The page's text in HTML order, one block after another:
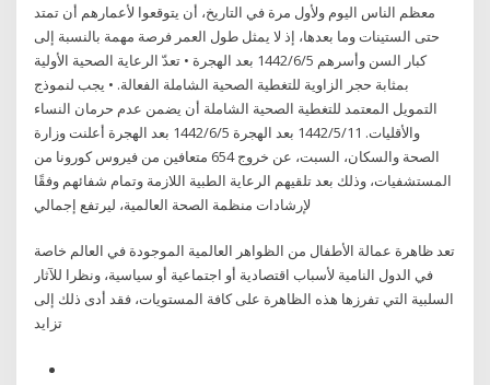
معظم الناس اليوم ولأول مرة في التاريخ، أن يتوقعوا لأعمارهم أن تمتد
حتى الستينات وما بعدها، إذ لا يمثل طول العمر فرصة مهمة بالنسبة إلى
كبار السن وأسرهم 5‏‏/6‏‏/1442 بعد الهجرة • تعدّ الرعاية الصحية الأولية
بمثابة حجر الزاوية للتغطية الصحية الشاملة الفعالة. • يجب لنموذج
التمويل المعتمد للتغطية الصحية الشاملة أن يضمن عدم حرمان النساء
والأقليات. 11‏‏/5‏‏/1442 بعد الهجرة 5‏‏/6‏‏/1442 بعد الهجرة أعلنت وزارة
الصحة والسكان، السبت، عن خروج 654 متعافين من فيروس كورونا من
المستشفيات، وذلك بعد تلقيهم الرعاية الطبية اللازمة وتمام شفائهم وفقًا
لإرشادات منظمة الصحة العالمية، ليرتفع إجمالي
تعد ظاهرة عمالة الأطفال من الظواهر العالمية الموجودة في العالم خاصة
في الدول النامية لأسباب اقتصادية أو اجتماعية أو سياسية، ونظرا للآثار
السلبية التي تفرزها هذه الظاهرة على كافة المستويات، فقد أدى ذلك إلى
تزايد